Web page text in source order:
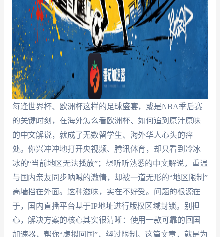
每逢世界杯、欧洲杯这样的足球盛宴，或是NBA季后赛
的关键时刻，在海外怎么看欧洲杯、如何追到原汁原味
的中文解说，就成了无数留学生、海外华人心头的痒
处。你兴冲冲地打开央视频、腾讯体育，却只看到冷冰
冰的“当前地区无法播放”；想听听熟悉的中文解说，重温
与国内亲友同步呐喊的激情，却被一道无形的“地区限制”
高墙挡在外面。这种滋味，实在不好受。问题的根源在
于，国内直播平台基于IP地址进行版权区域封锁。别担
心，解决方案的核心其实很清晰：使用一款可靠的回国
加速器，帮你“虚拟回国”，绕过限制。这篇文章，就是为